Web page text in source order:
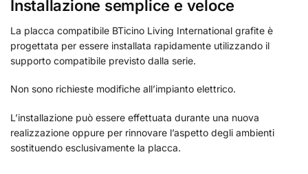
Installazione semplice e veloce
La placca compatibile BTicino Living International grafite è
progettata per essere installata rapidamente utilizzando il
supporto compatibile previsto dalla serie.
Non sono richieste modifiche all’impianto elettrico.
L’installazione può essere effettuata durante una nuova
realizzazione oppure per rinnovare l’aspetto degli ambienti
sostituendo esclusivamente la placca.